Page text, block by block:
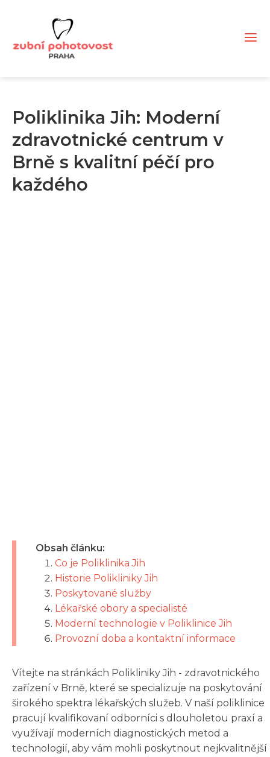
Poliklinika Jih: Moderní
zdravotnické centrum v
Brně s kvalitní péčí pro
každého
Obsah článku:
Co je Poliklinika Jih
Historie Polikliniky Jih
Poskytované služby
Lékařské obory a specialisté
Moderní technologie v Poliklinice Jih
Provozní doba a kontaktní informace
Vítejte na stránkách Polikliniky Jih - zdravotnického
zařízení v Brně, které se specializuje na poskytování
širokého spektra lékařských služeb. V naší poliklinice
pracují kvalifikovaní odborníci s dlouholetou praxí a
využívají moderních diagnostických metod a
technologií, aby vám mohli poskytnout nejkvalitnější